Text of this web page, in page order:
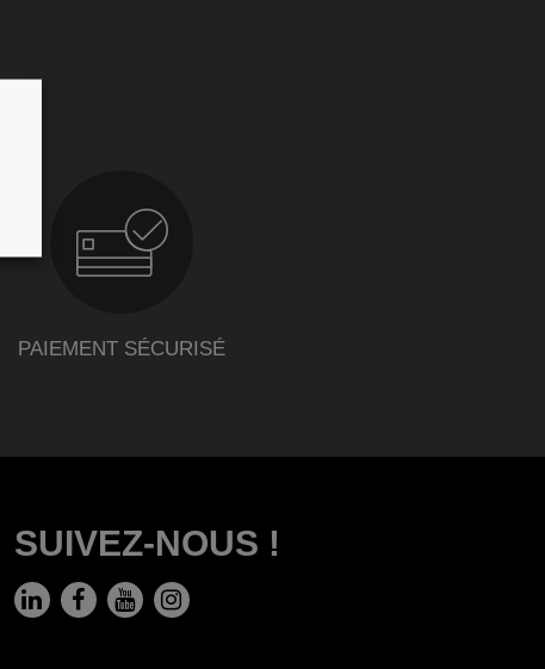
PAIEMENT SÉCURISÉ
SUIVEZ-NOUS !